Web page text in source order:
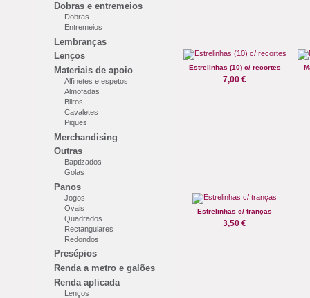
Dobras e entremeios
Dobras
Entremeios
Lembranças
Lenços
Materiais de apoio
Alfinetes e espetos
Almofadas
Bilros
Cavaletes
Piques
Merchandising
Outras
Baptizados
Golas
Panos
Jogos
Ovais
Quadrados
Rectangulares
Redondos
Presépios
Renda a metro e galões
Renda aplicada
Lenços
Estrelinhas (10) c/ recortes
7,00 €
Estrelinhas c/ tranças
3,50 €